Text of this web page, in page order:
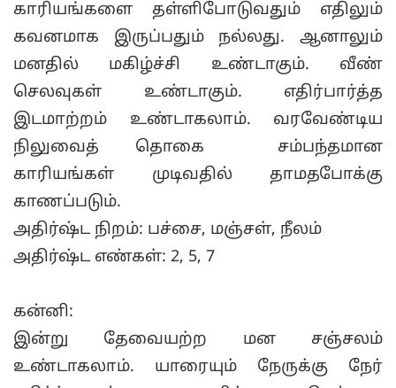
காரியங்களை தள்ளிபோடுவதும் எதிலும்
கவனமாக இருப்பதும் நல்லது. ஆனாலும்
மனதில் மகிழ்ச்சி உண்டாகும். வீண்
செலவுகள் உண்டாகும். எதிர்பார்த்த
இடமாற்றம் உண்டாகலாம். வரவேண்டிய
நிலுவைத் தொகை சம்பந்தமான
காரியங்கள் முடிவதில் தாமதபோக்கு
காணப்படும்.
அதிர்ஷ்ட நிறம்: பச்சை, மஞ்சள், நீலம்
அதிர்ஷ்ட எண்கள்: 2, 5, 7
கன்னி:
இன்று தேவையற்ற மன சஞ்சலம்
உண்டாகலாம். யாரையும் நேருக்கு நேர்